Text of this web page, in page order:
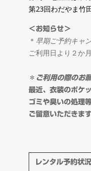
タ
ル
＆
オ
ー
ダ
第23回わだやま竹
＜お知らせ＞
＊ 早期ご予約キャ
ご利用日より２か
＊ ご利用の際のお
最近、衣装のポケ
ゴミや臭いの処理
ご留意いただきま
レンタル予約状況